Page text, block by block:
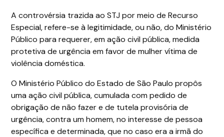
A controvérsia trazida ao STJ por meio de Recurso
Especial, refere-se à legitimidade, ou não, do Ministério
Público para requerer, em ação civil pública, medida
protetiva de urgência em favor de mulher vítima de
violência doméstica.
O Ministério Público do Estado de São Paulo propôs
uma ação civil pública, cumulada com pedido de
obrigação de não fazer e de tutela provisória de
urgência, contra um homem, no interesse de pessoa
específica e determinada, que no caso era a irmã do